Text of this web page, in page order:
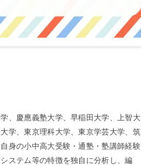
、慶應義塾大学、早稲田大学、上智大
学、東京理科大学、東京学芸大学、筑
身の小中高大受験・通塾・塾講師経験
ステム等の特徴を独自に分析し、編